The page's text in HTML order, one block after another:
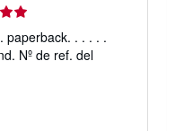
paperback. . . . . .
Nº de ref. del